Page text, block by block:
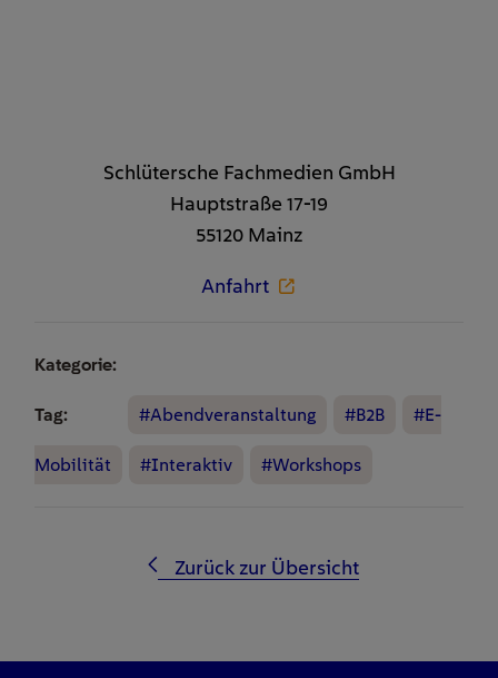
Schlütersche Fachmedien GmbH
Hauptstraße 17-19
55120 Mainz
Anfahrt
Kategorie:
Tag: #Abendveranstaltung #B2B #E-
Mobilität #Interaktiv #Workshops
Zurück zur Übersicht